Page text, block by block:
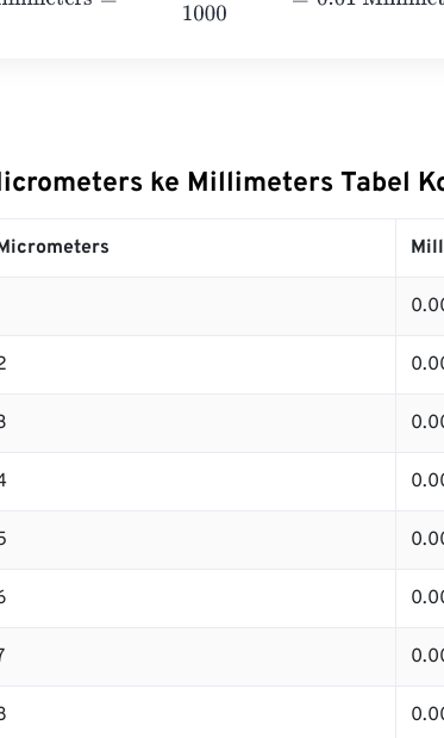
ke Millimeters Tabel